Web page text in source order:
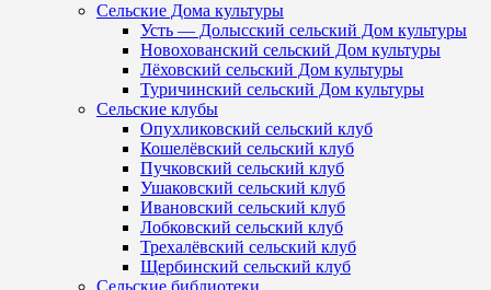
Сельские Дома культуры
Усть — Долысский сельский Дом культуры
Новохованский сельский Дом культуры
Лёховский сельский Дом культуры
Туричинский сельский Дом культуры
Сельские клубы
Опухликовский сельский клуб
Кошелёвский сельский клуб
Пучковский сельский клуб
Ушаковский сельский клуб
Ивановский сельский клуб
Лобковский сельский клуб
Трехалёвский сельский клуб
Щербинский сельский клуб